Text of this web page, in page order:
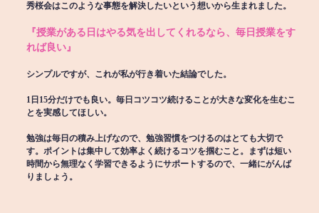
秀桜会はこのような事態を解決したいという想いから生まれました。
『授業がある日はやる気を出してくれるなら、毎日授業をす
れば良い』
シンプルですが、これが私が行き着いた結論でした。
1日15分だけでも良い。毎日コツコツ続けることが大きな変化を生むこ
とを実感してほしい。
勉強は毎日の積み上げなので、勉強習慣をつけるのはとても大切で
す。ポイントは集中して効率よく続けるコツを掴むこと。まずは短い
時間から無理なく学習できるようにサポートするので、一緒にがんば
りましょう。